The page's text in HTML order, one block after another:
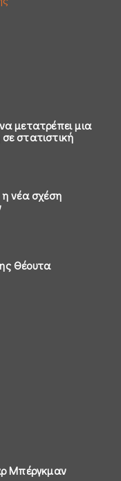
μετατρέπει μια
στατιστική
η νέα σχέση
Θέουτα
Μπέργκμαν